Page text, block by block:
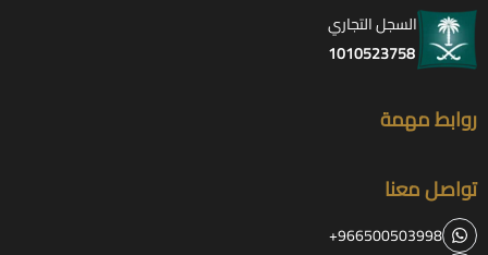
السجل التجاري
1010523758
روابط مهمة
تواصل معنا
+966500503998